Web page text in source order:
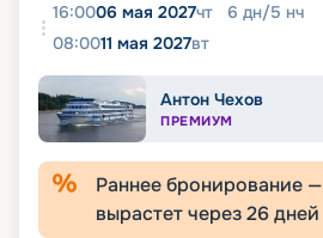
16:0006 мая 2027чт 6 дн/5 нч
08:0011 мая 2027вт
Антон Чехов
ПРЕМИУМ
Раннее бронирование —
вырастет через26дней